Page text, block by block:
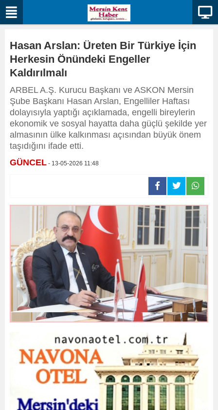
Hasan Arslan: Üreten Bir Türkiye İçin
Herkesin Önündeki Engeller
Kaldırılmalı
ARBEL A.Ş. Kurucu Başkanı ve ASKON Mersin
Şube Başkanı Hasan Arslan, Engelliler Haftası
dolayısıyla yaptığı açıklamada, engelli bireylerin
ekonomik ve sosyal hayatta daha güçlü şekilde yer
almasının ülke kalkınması açısından büyük önem
taşıdığını ifade etti.
GÜNCEL - 13-05-2026 11:48